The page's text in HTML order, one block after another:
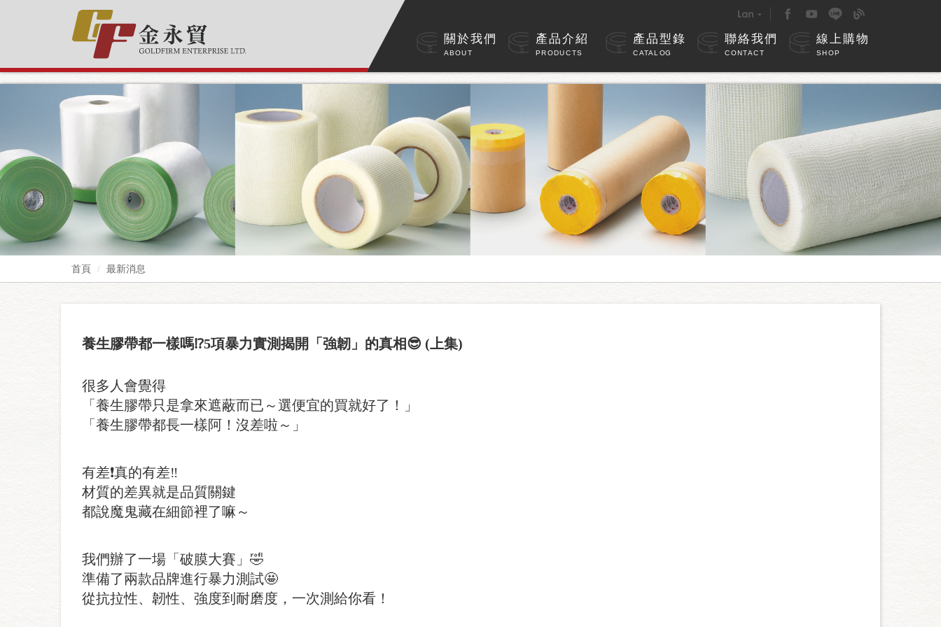
關於我們
ABOUT
產品介紹
PRODUCTS
產品型錄
CATALOG
聯絡我們
CONTACT
線上購物
SHOP
首頁 最新消息
養生膠帶都一樣嗎⁉️5項暴力實測揭開「強韌」的真相😎 (上集)
很多人會覺得
「養生膠帶只是拿來遮蔽而已～選便宜的買就好了！」
「養生膠帶都長一樣阿！沒差啦～」
有差❗真的有差‼️
材質的差異就是品質關鍵
都說魔鬼藏在細節裡了嘛～
我們辦了一場「破膜大賽」🤣
準備了兩款品牌進行暴力測試🤩
從抗拉性、韌性、強度到耐磨度，一次測給你看！